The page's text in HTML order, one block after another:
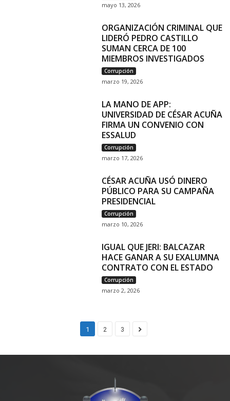
mayo 13, 2026
ORGANIZACIÓN CRIMINAL QUE
LIDERÓ PEDRO CASTILLO
SUMAN CERCA DE 100
MIEMBROS INVESTIGADOS
Corrupción
marzo 19, 2026
LA MANO DE APP:
UNIVERSIDAD DE CÉSAR ACUÑA
FIRMA UN CONVENIO CON
ESSALUD
Corrupción
marzo 17, 2026
CÉSAR ACUÑA USÓ DINERO
PÚBLICO PARA SU CAMPAÑA
PRESIDENCIAL
Corrupción
marzo 10, 2026
IGUAL QUE JERI: BALCAZAR
HACE GANAR A SU EXALUMNA
CONTRATO CON EL ESTADO
Corrupción
marzo 2, 2026
1 2 3